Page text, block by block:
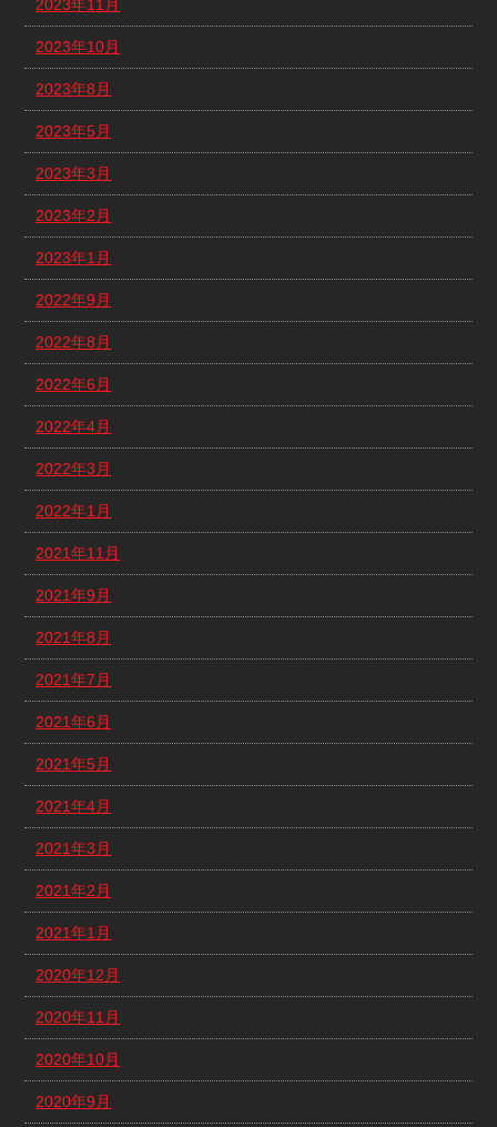
2023年11月
2023年10月
2023年8月
2023年5月
2023年3月
2023年2月
2023年1月
2022年9月
2022年8月
2022年6月
2022年4月
2022年3月
2022年1月
2021年11月
2021年9月
2021年8月
2021年7月
2021年6月
2021年5月
2021年4月
2021年3月
2021年2月
2021年1月
2020年12月
2020年11月
2020年10月
2020年9月